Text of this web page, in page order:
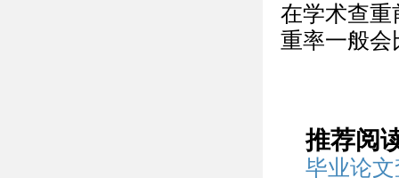
在学术查重
重率一般会
推荐阅
毕业论